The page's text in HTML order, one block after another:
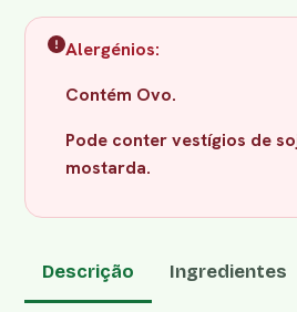
Alergénios:
Contém Ovo.
Pode conter vestígios de
mostarda.
Descrição Ingredientes